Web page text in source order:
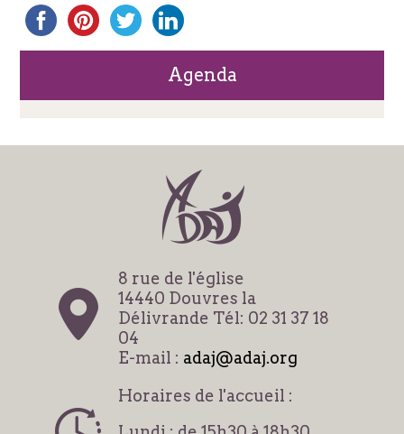
Agenda
8 rue de l'église
14440 Douvres la
Délivrande Tél: 02 31 37 18
04
E-mail : adaj@adaj.org
Horaires de l'accueil :